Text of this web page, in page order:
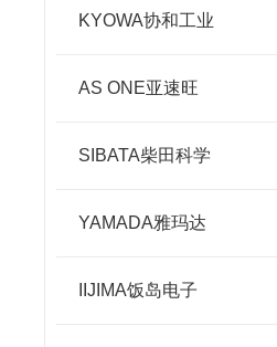
KYOWA协和工业
AS ONE亚速旺
SIBATA柴田科学
YAMADA雅玛达
IIJIMA饭岛电子